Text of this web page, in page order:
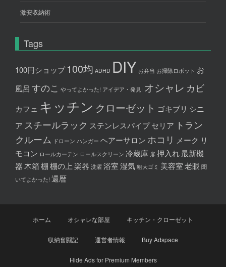
激安収納術
Tags
100円ショップ 100均 ADHD DIY お弁当 お掃除ロボット お
風呂 すのこ やってよかった! アイデア・発見! オシャレ カビ
カフェ キッチン クローゼット ゴキブリ シニ
ア スチールラック ステンレスパイプセリア トラン
クルーム ドローン ハンガー ヘアーサロン ホコリ メーク リ
モコン ロールカーテン ロールスクリーン 冷蔵庫 扉 押入れ最新機
器 木箱棚棚の上 楽器 洗濯 浴室湿気 粗大ゴミ 美容室老眼 聞
いてよかった! 還暦
ホーム オシャレな部屋 キッチン・クローゼット
収納奮闘記 運営者情報 Buy Adspace
Hide Ads for Premium Members